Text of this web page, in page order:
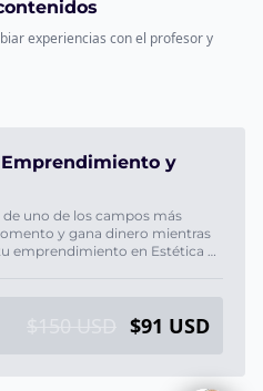
experiencias con el profesor y
Emprendimiento y
uno de los campos más
y gana dinero mientras
$91 USD